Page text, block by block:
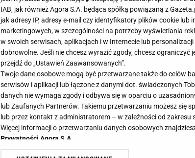
IAB, jak również Agora S.A. będąca spółką powiązaną z
jak adresy IP, adresy e-mail czy identyfikatory plików cookie
marketingowych, w szczególności na potrzeby wyświetlania
w swoich serwisach, aplikacjach i w Internecie lub
dobrowolne. Jeśli nie chcesz wyrazić zgody, chcesz ograniczyć
przejdź do „Ustawień Zaawansowanych”.
Twoje dane osobowe mogą być przetwarzane także do celów
serwisów i aplikacji lub łączone z danymi dot. świadczonych
danych nie wymaga zgody i odbywa się w oparciu o
lub Zaufanych Partnerów. Takiemu przetwarzaniu możesz się
lub przez kontakt z administratorem – w zależności od
Więcej informacji o przetwarzaniu danych osobowych
Prywatności Agora S.A.